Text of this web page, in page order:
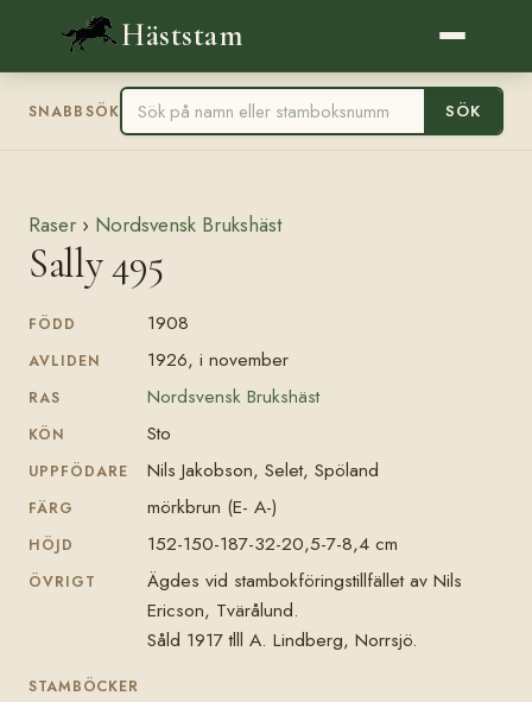
Häststam
SNABBSÖK SÖK
Raser › Nordsvensk Brukshäst
Sally 495
FÖDD 1908
AVLIDEN 1926, i november
RAS Nordsvensk Brukshäst
KÖN Sto
UPPFÖDARE Nils Jakobson, Selet, Spöland
FÄRG mörkbrun (E- A-)
HÖJD 152-150-187-32-20,5-7-8,4 cm
ÖVRIGT
Ägdes vid stambokföringstillfället av Nils
Ericson, Tvärålund.
Såld 1917 tlll A. Lindberg, Norrsjö.
STAMBÖCKER